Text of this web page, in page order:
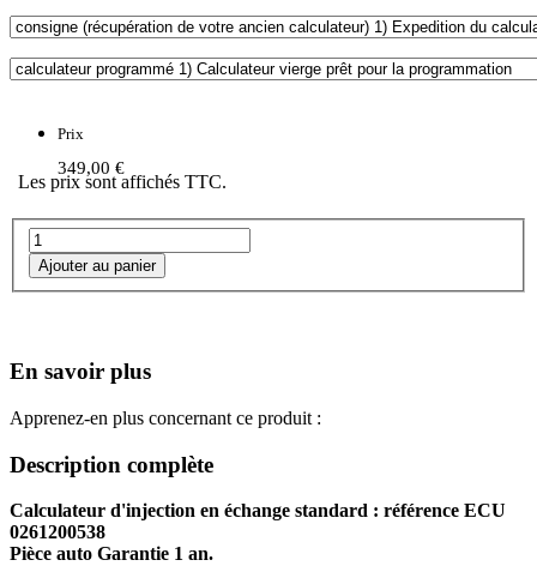
Prix
349,00 €
Les prix sont affichés TTC.
En savoir plus
Apprenez-en plus concernant ce produit :
Description complète
Calculateur d'injection en échange standard : référence ECU
0261200538
Pièce auto Garantie 1 an.